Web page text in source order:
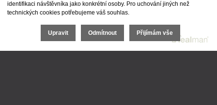
identifikaci návštěvníka jako konkrétní osoby. Pro uchování jiných než
technických cookies potřebujeme váš souhlas.
Upravit Odmítnout Přijímám vše